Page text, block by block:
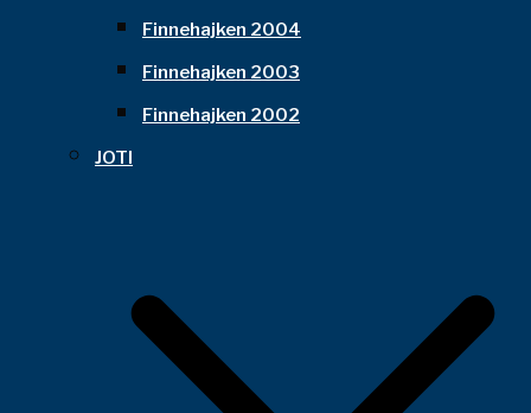
Finnehajken 2004
Finnehajken 2003
Finnehajken 2002
JOTI